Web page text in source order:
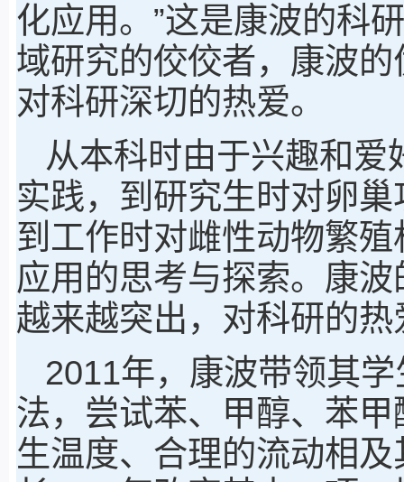
化应用。”这是康波的科
域研究的佼佼者，康波
对科研深切的热爱。
从本科时由于兴趣和
实践，到研究生时对卵
到工作时对雌性动物繁
应用的思考与探索。康
越来越突出，对科研的
2011年，康波带领其
法，尝试苯、甲醇、苯
生温度、合理的流动相